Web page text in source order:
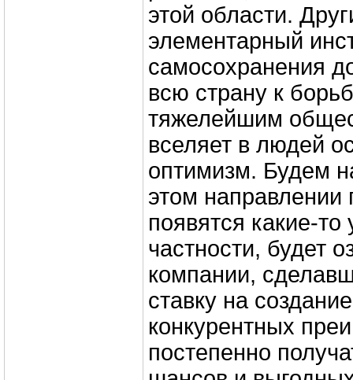
этой области.
элементарный
самосохранения
всю страну к
тяжелейшим
вселяет в людей
оптимизм. Будем
этом направлении
появятся какие-
частности, будет
компании,
ставку на
конкурентных
постепенно